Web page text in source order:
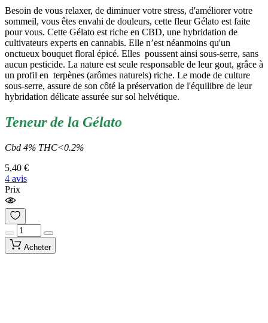
Besoin de vous relaxer, de diminuer votre stress, d'améliorer votre
sommeil, vous êtes envahi de douleurs, cette fleur Gélato est faite
pour vous. Cette Gélato est riche en CBD, une hybridation de
cultivateurs experts en cannabis. Elle n’est néanmoins qu'un
onctueux bouquet floral épicé. Elles poussent ainsi sous-serre, sans
aucun pesticide. La nature est seule responsable de leur gout, grâce à
un profil en terpènes (arômes naturels) riche. Le mode de culture
sous-serre, assure de son côté la préservation de l'équilibre de leur
hybridation délicate assurée sur sol helvétique.
Teneur de la Gélato
Cbd 4% THC<0.2%
5,40 €
4 avis
Prix
Acheter